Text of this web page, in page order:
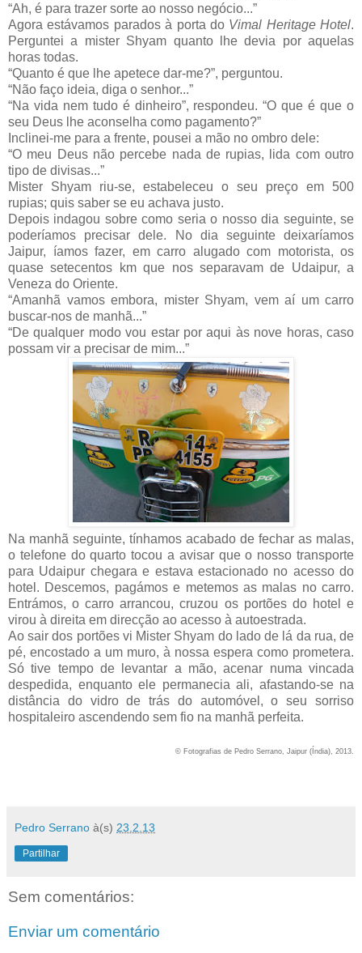
“Ah, é para trazer sorte ao nosso negócio...”
Agora estávamos parados à porta do Vimal Heritage Hotel.
Perguntei a mister Shyam quanto lhe devia por aquelas
horas todas.
“Quanto é que lhe apetece dar-me?”, perguntou.
“Não faço ideia, diga o senhor...”
“Na vida nem tudo é dinheiro”, respondeu. “O que é que o
seu Deus lhe aconselha como pagamento?”
Inclinei-me para a frente, pousei a mão no ombro dele:
“O meu Deus não percebe nada de rupias, lida com outro
tipo de divisas...”
Mister Shyam riu-se, estabeleceu o seu preço em 500
rupias; quis saber se eu achava justo.
Depois indagou sobre como seria o nosso dia seguinte, se
poderíamos precisar dele. No dia seguinte deixaríamos
Jaipur, íamos fazer, em carro alugado com motorista, os
quase setecentos km que nos separavam de Udaipur, a
Veneza do Oriente.
“Amanhã vamos embora, mister Shyam, vem aí um carro
buscar-nos de manhã...”
“De qualquer modo vou estar por aqui às nove horas, caso
possam vir a precisar de mim...”
Na manhã seguinte, tínhamos acabado de fechar as malas,
o telefone do quarto tocou a avisar que o nosso transporte
para Udaipur chegara e estava estacionado no acesso do
hotel. Descemos, pagámos e metemos as malas no carro.
Entrámos, o carro arrancou, cruzou os portões do hotel e
virou à direita em direcção ao acesso à autoestrada.
Ao sair dos portões vi Mister Shyam do lado de lá da rua, de
pé, encostado a um muro, à nossa espera como prometera.
Só tive tempo de levantar a mão, acenar numa vincada
despedida, enquanto ele permanecia ali, afastando-se na
distância do vidro de trás do automóvel, o seu sorriso
hospitaleiro ascendendo sem fio na manhã perfeita.
© Fotografias de Pedro Serrano, Jaipur (Índia), 2013.
Pedro Serrano à(s) 23.2.13
Partilhar
Sem comentários:
Enviar um comentário